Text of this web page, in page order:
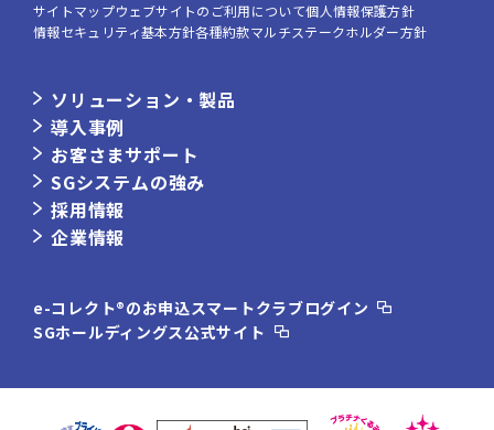
サイトマップウェブサイトのご利用について個人情報保護方針
情報セキュリティ基本方針各種約款マルチステークホルダー方針
ソリューション・製品
導入事例
お客さまサポート
SGシステムの強み
採用情報
企業情報
e-コレクト®のお申込スマートクラブログイン
SGホールディングス公式サイト